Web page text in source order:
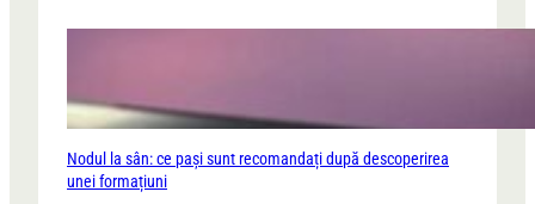
Nodul la sân: ce pași sunt recomandați după descoperirea
unei formațiuni